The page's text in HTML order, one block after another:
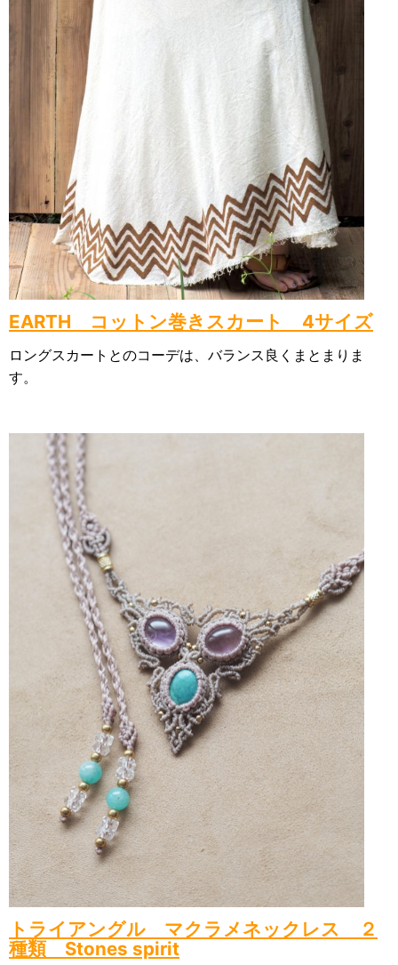
EARTH コットン巻きスカート 4サイズ
ロングスカートとのコーデは、バランス良くまとまりま
す。
トライアングル マクラメネックレス ２
種類 Stones spirit